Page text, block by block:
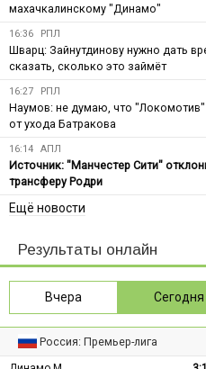
махачкалинскому "Динамо"
16:36 РПЛ
Шварц: Зайнутдинову нужно дать
сказать, сколько это займёт
16:27 РПЛ
Наумов: не думаю, что "Локомотив"
от ухода Батракова
16:14 АПЛ
Источник: "Манчестер Сити"
трансферу Родри
Ещё новости
Результаты онлайн
Вчера Сегодня
Россия: Премьер-лига